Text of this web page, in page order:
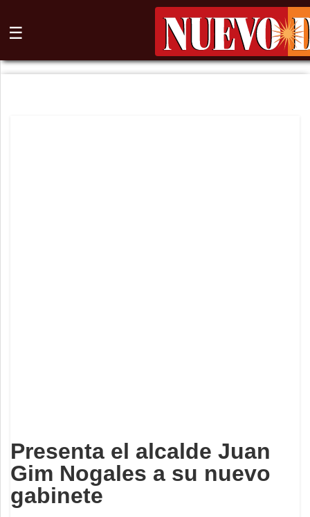
☰
⌕
Presenta el alcalde Juan
Gim Nogales a su nuevo
gabinete